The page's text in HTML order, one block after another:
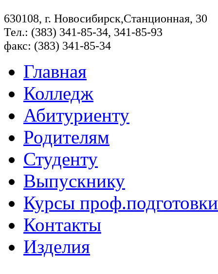
630108, г. Новосибирск,Станционная, 30
Тел.: (383) 341-85-34, 341-85-93
факс: (383) 341-85-34
Главная
Колледж
Абитуриенту
Родителям
Студенту
Выпускнику
Курсы проф.подготовки
Контакты
Изделия